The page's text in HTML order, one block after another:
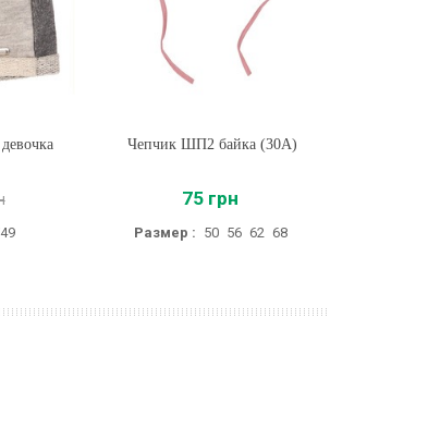
Купить
Чепчик ШП2 байка (30A)
75 грн
Размер : 50 56 62 68